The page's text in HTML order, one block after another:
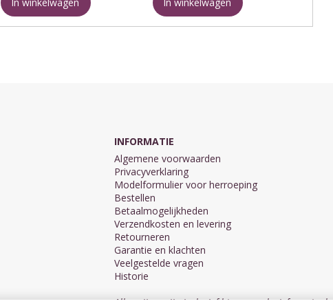
staat ...
INFORMATIE
Algemene voorwaarden
Privacyverklaring
Modelformulier voor herroeping
Bestellen
Betaalmogelijkheden
Verzendkosten en levering
Retourneren
Garantie en klachten
Veelgestelde vragen
Historie
Alle prijzen zijn inclusief btw en exclusief eventuele